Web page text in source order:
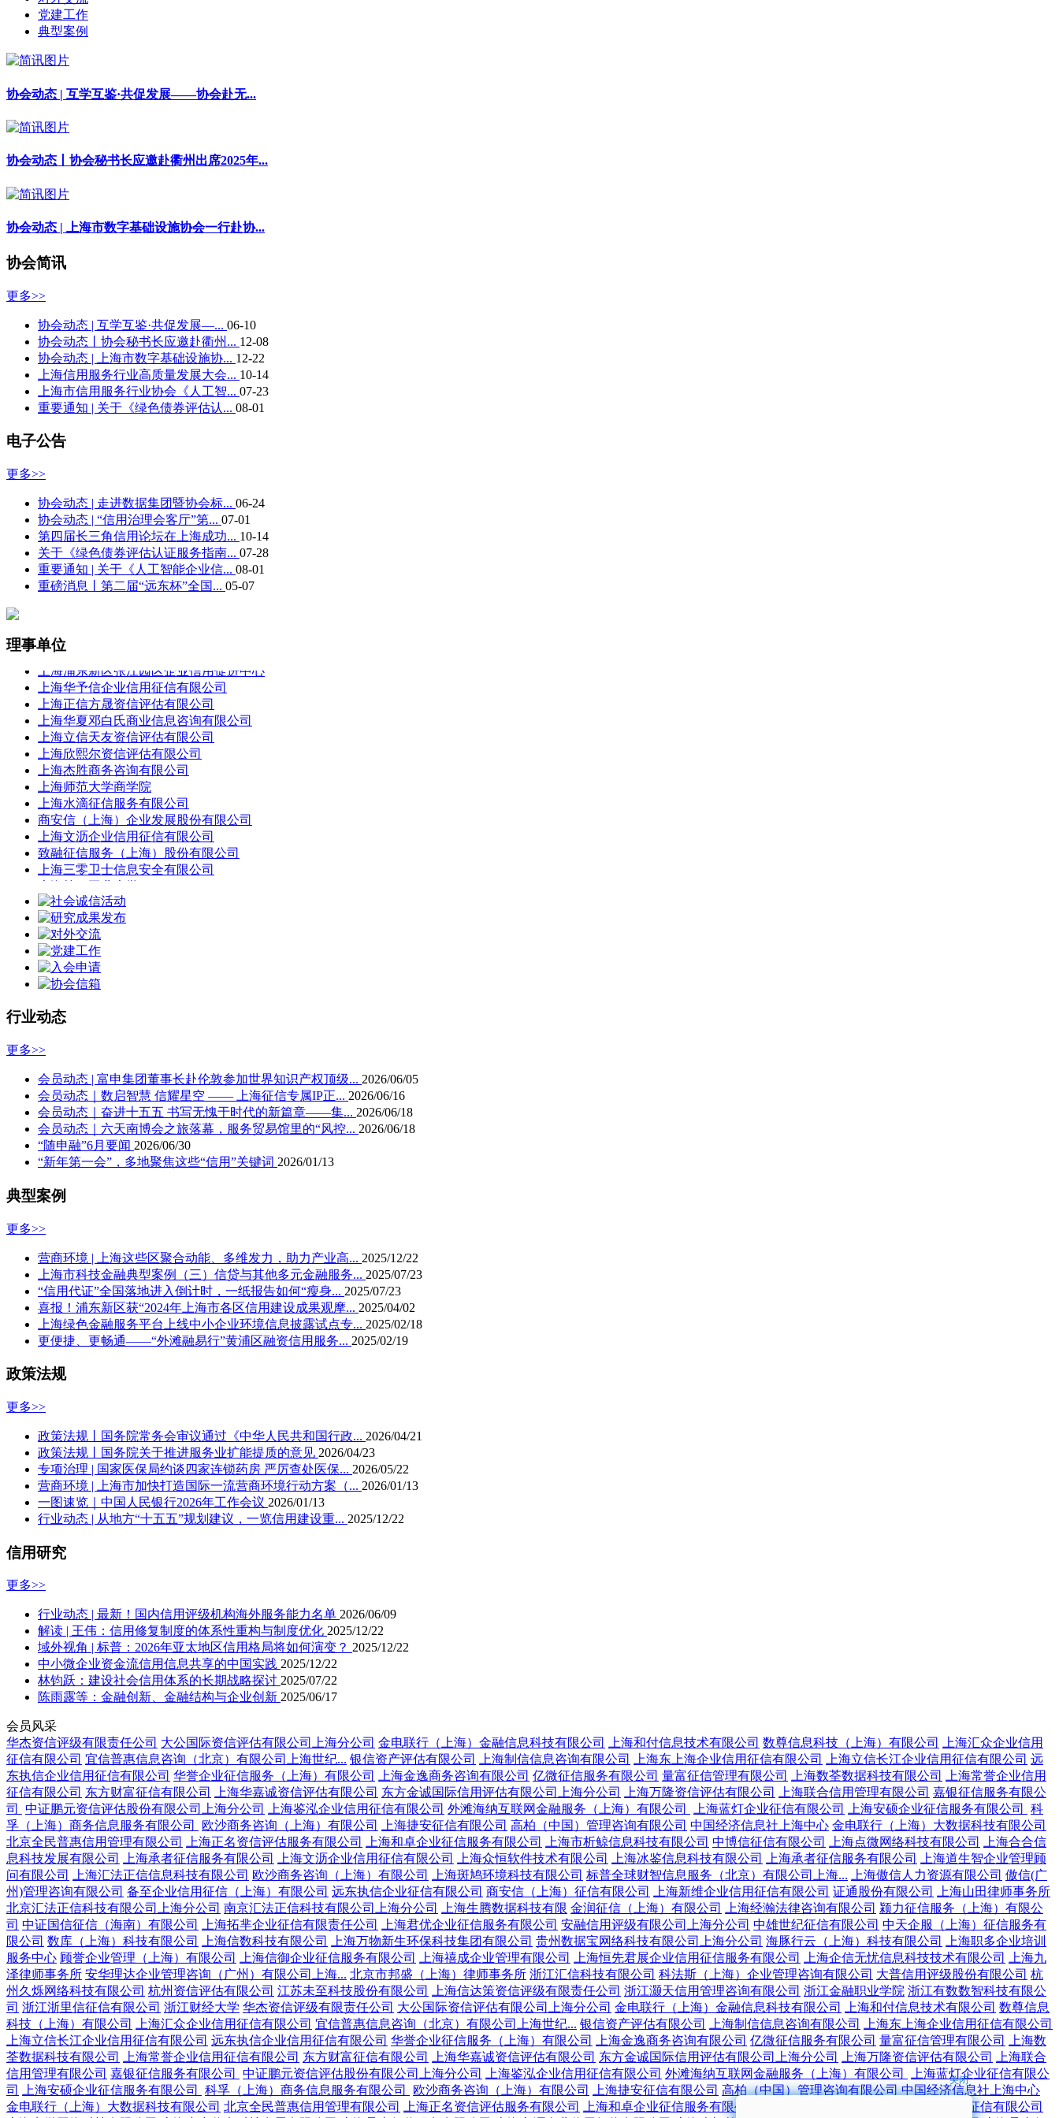
党建工作
典型案例
协会动态 | 互学互鉴·共促发展——协会赴无...
协会动态丨协会秘书长应邀赴衢州出席2025年...
协会动态 | 上海市数字基础设施协会一行赴协...
协会简讯
更多>>
协会动态 | 互学互鉴·共促发展—... 06-10
协会动态丨协会秘书长应邀赴衢州... 12-08
协会动态 | 上海市数字基础设施协... 12-22
上海信用服务行业高质量发展大会... 10-14
上海市信用服务行业协会《人工智... 07-23
重要通知 | 关于《绿色债券评估认... 08-01
电子公告
更多>>
协会动态 | 走进数据集团暨协会标... 06-24
协会动态 | “信用治理会客厅”第... 07-01
第四届长三角信用论坛在上海成功... 10-14
关于《绿色债券评估认证服务指南... 07-28
重要通知 | 关于《人工智能企业信... 08-01
重磅消息丨第二届“远东杯”全国... 05-07
理事单位
上海新世纪资信评估投资服务有限公司
中诚信证券评估有限公司
天翼征信有限公司
上海浦东新区张江园区企业信用促进中心
上海华予信企业信用征信有限公司
上海正信方晟资信评估有限公司
上海华夏邓白氏商业信息咨询有限公司
上海立信天友资信评估有限公司
上海欣熙尔资信评估有限公司
上海杰胜商务咨询有限公司
上海师范大学商学院
上海水滴征信服务有限公司
商安信（上海）企业发展股份有限公司
上海文沥企业信用征信有限公司
致融征信服务（上海）股份有限公司
上海三零卫士信息安全有限公司
上海万事达商业征信服务有限公司
上海维诚信用风险咨询有限公司
上海凭安征信服务有限公司
算话智能科技有限公司
海纳致远数字科技（上海）有限公司
上海风声企业信用征信有限公司
上海新跃物流汇企业信用征信有限公司
上海卫诚企业征信有限公司
上海万隆资信评估有限公司
上海市联合征信有限公司
上海未致科技有限公司
上海大智慧财汇数据科技有限公司
上海万得征信服务有限公司
上海新世纪资信评估投资服务有限公司
益博睿征信(北京)有限公司上海分公司
天翼征信有限公司
上海浦东新区张江园区企业信用促进中心
上海华予信企业信用征信有限公司
上海正信方晟资信评估有限公司
上海华夏邓白氏商业信息咨询有限公司
上海立信天友资信评估有限公司
上海欣熙尔资信评估有限公司
上海杰胜商务咨询有限公司
上海师范大学商学院
上海水滴征信服务有限公司
上海文沥企业信用征信有限公司
致融征信服务（上海）股份有限公司
上海三零卫士信息安全有限公司
上海第二工业大学
上海万事达商业征信服务有限公司
上海维诚信用风险咨询有限公司
上海凭安征信服务有限公司
海纳致远数字科技（上海）有限公司
上海风声企业信用征信有限公司
上海倍通企业信用征信有限公司
惠众征信有限公司
上海卫诚企业征信有限公司
上海华瀚企业信用征信有限公司
上海万隆资信评估有限公司
上海市联合征信有限公司
上海未致科技有限公司
上海万得征信服务有限公司
行业动态
更多>>
会员动态 | 富申集团董事长赴伦敦参加世界知识产权顶级... 2026/06/05
会员动态｜数启智慧 信耀星空 —— 上海征信专属IP正... 2026/06/16
会员动态｜奋进十五五 书写无愧于时代的新篇章——集... 2026/06/18
会员动态｜六天南博会之旅落幕，服务贸易馆里的“风控... 2026/06/18
“随申融”6月要闻 2026/06/30
“新年第一会”，多地聚焦这些“信用”关键词 2026/01/13
典型案例
更多>>
营商环境 | 上海这些区聚合动能、多维发力，助力产业高... 2025/12/22
上海市科技金融典型案例（三）信贷与其他多元金融服务... 2025/07/23
“信用代证”全国落地进入倒计时，一纸报告如何“瘦身... 2025/07/23
喜报！浦东新区获“2024年上海市各区信用建设成果观摩... 2025/04/02
上海绿色金融服务平台上线中小企业环境信息披露试点专... 2025/02/18
更便捷、更畅通——“外滩融易行”黄浦区融资信用服务... 2025/02/19
政策法规
更多>>
政策法规丨国务院常务会审议通过《中华人民共和国行政... 2026/04/21
政策法规丨国务院关于推进服务业扩能提质的意见 2026/04/23
专项治理 | 国家医保局约谈四家连锁药房 严厉查处医保... 2026/05/22
营商环境 | 上海市加快打造国际一流营商环境行动方案（... 2026/01/13
一图速览｜中国人民银行2026年工作会议 2026/01/13
行业动态 | 从地方“十五五”规划建议，一览信用建设重... 2025/12/22
信用研究
更多>>
行业动态 | 最新！国内信用评级机构海外服务能力名单 2026/06/09
解读 | 王伟：信用修复制度的体系性重构与制度优化 2025/12/22
域外视角 | 标普：2026年亚太地区信用格局将如何演变？ 2025/12/22
中小微企业资金流信用信息共享的中国实践 2025/12/22
林钧跃：建设社会信用体系的长期战略探讨 2025/07/22
陈雨露等：金融创新、金融结构与企业创新 2025/06/17
会员风采
华杰资信评级有限责任公司 大公国际资信评估有限公司上海分公司 金电联行（上海）金融信息科技有限公司 上海和付信息技术有限公司 数尊信息科技（上海）有限公司
上海汇众企业信用
征信有限公司 宜信普惠信息咨询（北京）有限公司上海世纪... 银信资产评估有限公司 上海制信信息咨询有限公司 上海东上海企业信用征信有限公司 上海立信长江企业信用征信有限公司 远
东执信企业信用征信有限公司 华誉企业征信服务（上海）有限公司 上海金逸商务咨询有限公司 亿微征信服务有限公司 量富征信管理有限公司 上海数荃数据科技有限公司
上海常誉企业信用
征信有限公司 东方财富征信有限公司 上海华嘉诚资信评估有限公司 东方金诚国际信用评估有限公司上海分公司 上海万隆资信评估有限公司 上海联合信用管理有限公司 嘉银征信服务有限公
司
中证鹏元资信评估股份有限公司上海分公司 上海鉴泓企业信用征信有限公司 外滩海纳互联网金融服务（上海）有限公司 上海蓝灯企业征信有限公司 上海安硕企业征信服务有限公司
科
孚（上海）商务信息服务有限公司
欧沙商务咨询（上海）有限公司 上海捷安征信有限公司 高柏（中国）管理咨询有限公司 中国经济信息社上海中心 金电联行（上海）大数据科技有限公司
北京全民普惠信用管理有限公司
上海正名资信评估服务有限公司 上海和卓企业征信服务有限公司 上海市析鲸信息科技有限公司 中博信征信有限公司 上海点微网络科技有限公司
上海合合信
息科技发展有限公司
上海承者征信服务有限公司 上海文沥企业信用征信有限公司 上海众恒软件技术有限公司 上海冰鉴信息科技有限公司 上海承者征信服务有限公司
上海道生智企业管理顾
问有限公司
上海汇法正信信息科技有限公司 欧沙商务咨询（上海）有限公司 上海斑鸠环境科技有限公司 标普全球财智信息服务（北京）有限公司上海... 上海傲信人力资源有限公司 傲信(广
州)管理咨询有限公司 备至企业信用征信（上海）有限公司 远东执信企业征信有限公司 商安信（上海）征信有限公司 上海新维企业信用征信有限公司 证通股份有限公司
上海山田律师事务所
北京汇法正信科技有限公司上海分公司 南京汇法正信科技有限公司上海分公司 上海生腾数据科技有限 金润征信（上海）有限公司 上海经瀚法律咨询有限公司 颍力征信服务（上海）有限公
司 中证国信征信（海南）有限公司 上海拓芈企业征信有限责任公司 上海君优企业征信服务有限公司 安融信用评级有限公司上海分公司 中雄世纪征信有限公司 中天企服（上海）征信服务有
限公司 数库（上海）科技有限公司 上海信数科技有限公司 上海万物新生环保科技集团有限公司 贵州数据宝网络科技有限公司上海分公司 海豚行云（上海）科技有限公司
上海职多企业培训
服务中心 顾誉企业管理（上海）有限公司 上海信御企业征信服务有限公司 上海禧成企业管理有限公司 上海恒先君展企业信用征信服务有限公司 上海企信无忧信息科技技术有限公司
上海九
泽律师事务所 安华理达企业管理咨询（广州）有限公司上海... 北京市邦盛（上海）律师事务所 浙江汇信科技有限公司 科法斯（上海）企业管理咨询有限公司 大普信用评级股份有限公司 杭
州久烁网络科技有限公司 杭州资信评估有限公司 江苏未至科技股份有限公司 上海信达策资信评级有限责任公司 浙江灏天信用管理咨询有限公司 浙江金融职业学院 浙江有数数智科技有限公
司 浙江浙里信征信有限公司 浙江财经大学 华杰资信评级有限责任公司 大公国际资信评估有限公司上海分公司 金电联行（上海）金融信息科技有限公司 上海和付信息技术有限公司 数尊信息
科技（上海）有限公司
上海汇众企业信用征信有限公司 宜信普惠信息咨询（北京）有限公司上海世纪... 银信资产评估有限公司 上海制信信息咨询有限公司
上海东上海企业信用征信有限公司
上海立信长江企业信用征信有限公司 远东执信企业信用征信有限公司 华誉企业征信服务（上海）有限公司 上海金逸商务咨询有限公司 亿微征信服务有限公司 量富征信管理有限公司
上海数
荃数据科技有限公司
上海常誉企业信用征信有限公司 东方财富征信有限公司 上海华嘉诚资信评估有限公司 东方金诚国际信用评估有限公司上海分公司 上海万隆资信评估有限公司
上海联合
信用管理有限公司 嘉银征信服务有限公司 中证鹏元资信评估股份有限公司上海分公司 上海鉴泓企业信用征信有限公司 外滩海纳互联网金融服务（上海）有限公司
上海蓝灯企业征信有限公
司
上海安硕企业征信服务有限公司 科孚（上海）商务信息服务有限公司 欧沙商务咨询（上海）有限公司 上海捷安征信有限公司 高柏（中国）管理咨询有限公司 中国经济信息社上海中心
金电联行（上海）大数据科技有限公司 北京全民普惠信用管理有限公司 上海正名资信评估服务有限公司 上海和卓企业征信服务有限公司
中博信征信有限公司
关闭